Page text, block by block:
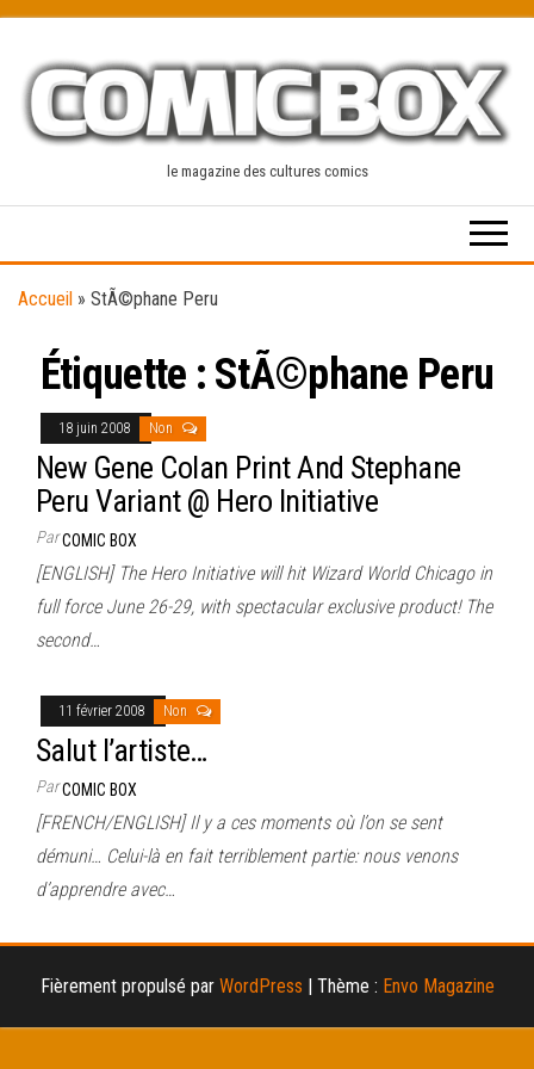
content
le magazine des cultures comics
Accueil » StÃ©phane Peru
Étiquette : StÃ©phane Peru
18 juin 2008 Non
New Gene Colan Print And Stephane
Peru Variant @ Hero Initiative
ParCOMIC BOX
[ENGLISH] The Hero Initiative will hit Wizard World Chicago in
full force June 26-29, with spectacular exclusive product! The
second…
11 février 2008 Non
Salut l’artiste…
ParCOMIC BOX
[FRENCH/ENGLISH] Il y a ces moments où l’on se sent
démuni… Celui-là en fait terriblement partie: nous venons
d’apprendre avec…
Fièrement propulsé par WordPress | Thème : Envo Magazine